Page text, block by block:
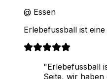
@ Essen
Erlebefussball ist
"Erlebefussball
Seite, wir haben